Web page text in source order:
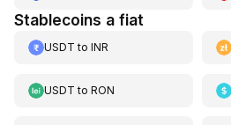
Stablecoins a fiat
USDT to INR
USDT to RON